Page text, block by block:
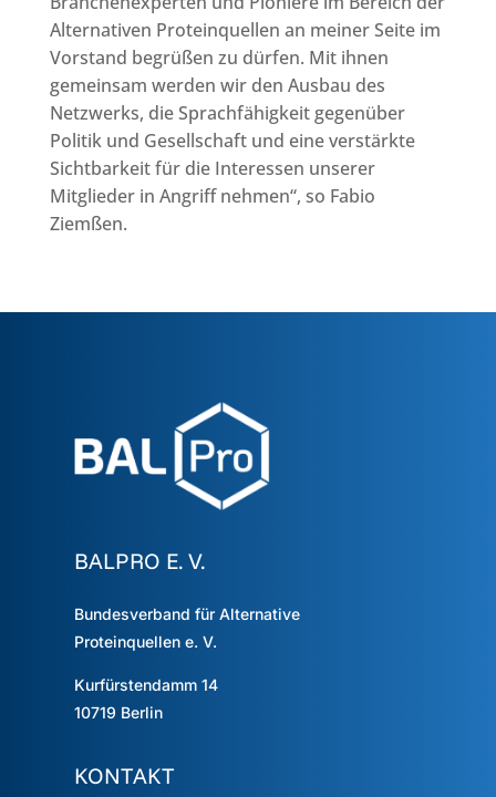
Alternativen Proteinquellen an meiner Seite im
Vorstand begrüßen zu dürfen. Mit ihnen
gemeinsam werden wir den Ausbau des
Netzwerks, die Sprachfähigkeit gegenüber
Politik und Gesellschaft und eine verstärkte
Sichtbarkeit für die Interessen unserer
Mitglieder in Angriff nehmen“, so Fabio
Ziemßen.
BALPRO E. V.
Bundesverband für Alternative
Proteinquellen e. V.
Kurfürstendamm 14
10719 Berlin
KONTAKT